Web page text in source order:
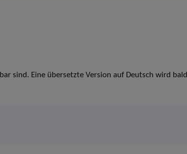
sind. Eine übersetzte Version auf Deutsch wird bald